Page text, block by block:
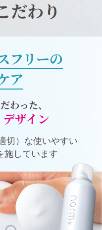
わり
フリーの
ア
わった、
ザイン
切）な使いやすい
施しています